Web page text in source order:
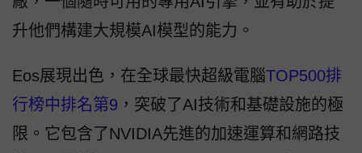
升他們構建大規模AI模型的能力。
Eos展現出色，在全球最快超級電腦TOP500排
行榜中排名第9 ，突破了AI技術和基礎設施的極
限。它包含了NVIDIA先進的加速運算和網路技